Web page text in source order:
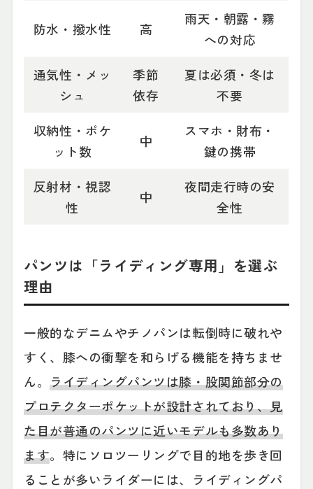
防水・撥水性 高
雨天・朝露・霧
への対応
通気性・メッ
シュ
季節
依存
夏は必須・冬は
不要
収納性・ポケ
ット数
中
スマホ・財布・
鍵の携帯
反射材・視認
性
中
夜間走行時の安
全性
パンツは「ライディング専用」を選ぶ
理由
一般的なデニムやチノパンは転倒時に破れや
すく、膝への衝撃を和らげる機能を持ちませ
ん。ライディングパンツは膝・股関節部分の
プロテクターポケットが設計されており、見
た目が普通のパンツに近いモデルも多数あり
ます。特にソロツーリングで目的地を歩き回
ることが多いライダーには、ライディングパ